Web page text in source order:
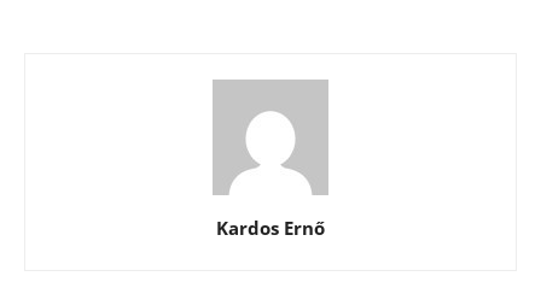
Kardos Ernő